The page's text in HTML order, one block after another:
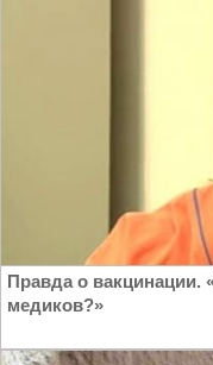
Правда о вакцинации.
медиков?»